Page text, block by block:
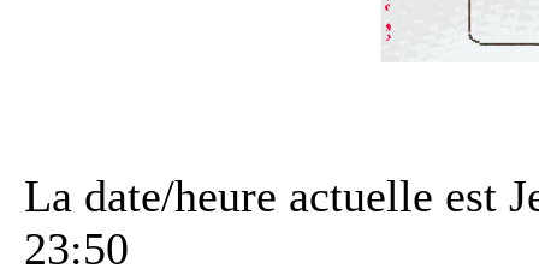
La date/heure actuelle est
23:50